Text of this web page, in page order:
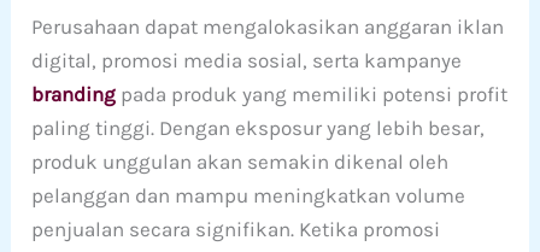
Perusahaan dapat mengalokasikan anggaran iklan
digital, promosi media sosial, serta kampanye
branding pada produk yang memiliki potensi profit
paling tinggi. Dengan eksposur yang lebih besar,
produk unggulan akan semakin dikenal oleh
pelanggan dan mampu meningkatkan volume
penjualan secara signifikan. Ketika promosi